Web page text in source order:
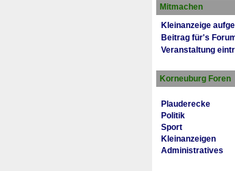
Mitmachen
Kleinanzeige
Beitrag für's
Veranstaltung
Korneuburg Foren
Plauderecke
Politik
Sport
Kleinanzeigen
Administratives